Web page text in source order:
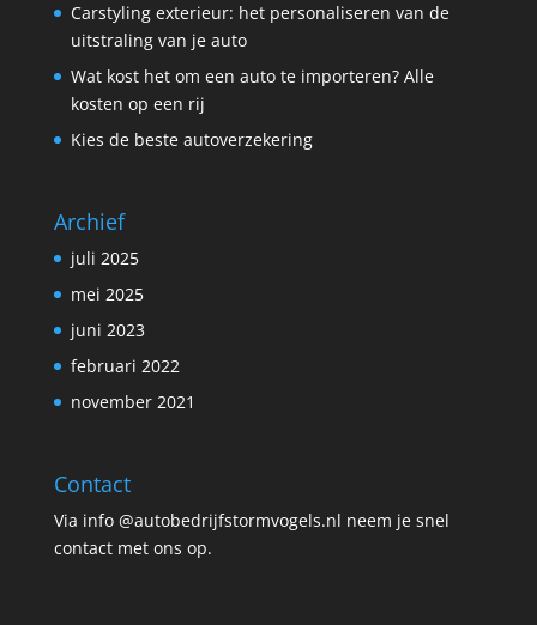
Carstyling exterieur: het personaliseren van de
uitstraling van je auto
Wat kost het om een auto te importeren? Alle
kosten op een rij
Kies de beste autoverzekering
Archief
juli 2025
mei 2025
juni 2023
februari 2022
november 2021
Contact
Via info @autobedrijfstormvogels.nl neem je snel
contact met ons op.